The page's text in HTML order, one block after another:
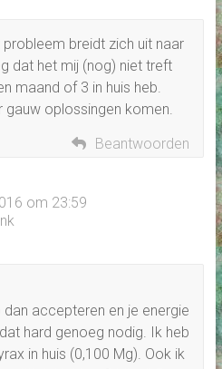
breidt zich uit naar
dat het mij (nog) niet treft
maand of 3 in huis heb.
gauw oplossingen komen.
Beantwoorden
om 23:59
accepteren en je energie
hard genoeg nodig. Ik heb
in huis (0,100 Mg). Ook ik